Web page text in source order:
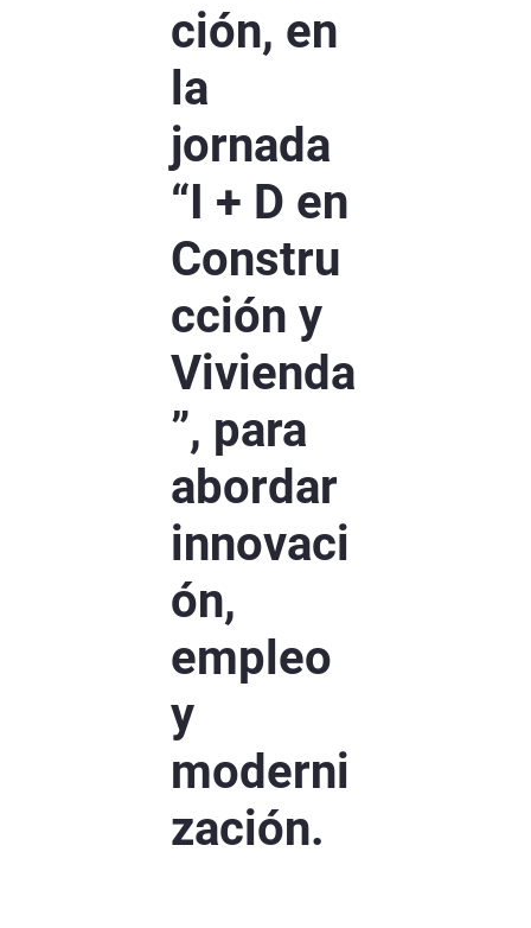
ción, en
la
jornada
“I + D en
Constru
cción y
Vivienda
”, para
abordar
innovaci
ón,
empleo
y
moderni
zación.